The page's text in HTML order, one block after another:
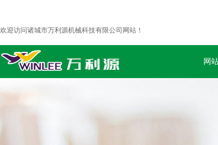
欢迎访问诸城市万利源机械科技有限公司网站！
网